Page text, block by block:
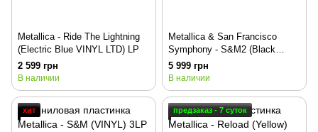
Metallica - Ride The Lightning
(Electric Blue VINYL LTD) LP
2 599 грн
В наличии
Metallica & San Francisco
Symphony - S&M2 (Black
VINYL) 4LP
5 999 грн
В наличии
хит предзаказ - 7 суток